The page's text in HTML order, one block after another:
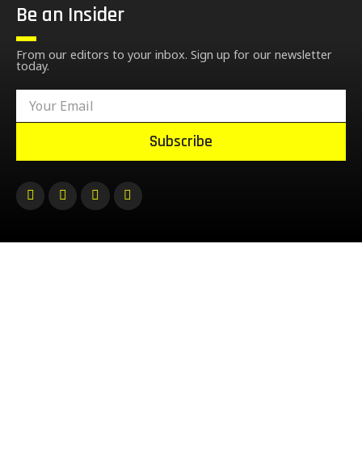
Be an Insider
From our editors to your inbox. Sign up for our newsletter
today.
Subscribe